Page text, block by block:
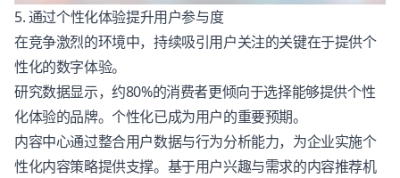
5. 通过个性化体验提升用户参与度
在竞争激烈的环境中，持续吸引用户关注的关键在于提供个
性化的数字体验。
研究数据显示，约80%的消费者更倾向于选择能够提供个性
化体验的品牌。个性化已成为用户的重要预期。
内容中心通过整合用户数据与行为分析能力，为企业实施个
性化内容策略提供支撑。基于用户兴趣与需求的内容推荐机